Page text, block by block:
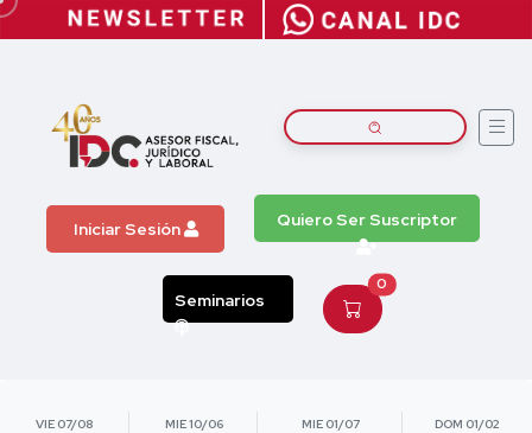
Iniciar Sesión Quiero Ser Suscriptor
Seminarios
0
VIE 07/08 MIE 10/06 MIE 01/07 DOM 01/02